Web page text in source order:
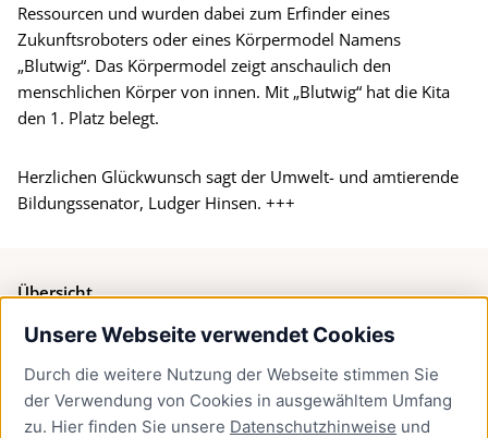
Unsere Webseite verwendet Cookies
Durch die weitere Nutzung der Webseite stimmen Sie
der Verwendung von Cookies in ausgewähltem Umfang
zu. Hier finden Sie unsere Datenschutzhinweise und
Ressourcen und wurden dabei zum Erfinder eines
Zukunftsroboters oder eines Körpermodel Namens
„Blutwig“. Das Körpermodel zeigt anschaulich den
menschlichen Körper von innen. Mit „Blutwig“ hat die Kita
den 1. Platz belegt.
Herzlichen Glückwunsch sagt der Umwelt- und amtierende
Bildungssenator, Ludger Hinsen. +++
Übersicht
Bürgerservice
Presse
Newsletter Lübeck:kompakt